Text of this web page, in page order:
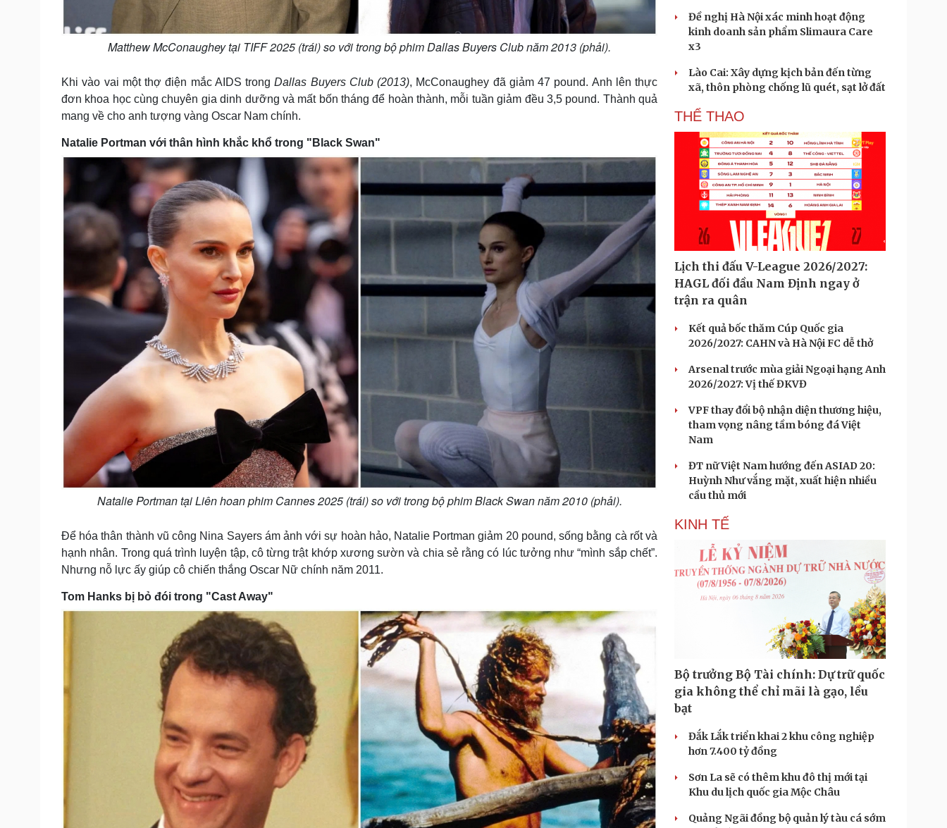
Matthew McConaughey tại TIFF 2025 (trái) so với trong bộ phim Dallas Buyers Club năm 2013 (phải).
Khi vào vai một thợ điện mắc AIDS trongDallas Buyers Club (2013), McConaughey đã giảm 47 pound. Anh lên thực
đơn khoa học cùng chuyên gia dinh dưỡng và mất bốn tháng để hoàn thành, mỗi tuần giảm đều 3,5 pound. Thành quả
mang về cho anh tượng vàng Oscar Nam chính.
Natalie Portman với thân hình khắc khổ trong "Black Swan"
Natalie Portman tại Liên hoan phim Cannes 2025 (trái) so với trong bộ phim Black Swan năm 2010 (phải).
Để hóa thân thành vũ công Nina Sayers ám ảnh với sự hoàn hảo, Natalie Portman giảm 20 pound, sống bằng cà rốt và
hạnh nhân. Trong quá trình luyện tập, cô từng trật khớp xương sườn và chia sẻ rằng có lúc tưởng như “mình sắp chết”.
Nhưng nỗ lực ấy giúp cô chiến thắng Oscar Nữ chính năm 2011.
Tom Hanks bị bỏ đói trong "Cast Away"
Đề nghị Hà Nội xác minh hoạt động
kinh doanh sản phẩm Slimaura Care
x3
Lào Cai: Xây dựng kịch bản đến từng
xã, thôn phòng chống lũ quét, sạt lở đất
THỂ THAO
Lịch thi đấu V-League 2026/2027:
HAGL đối đầu Nam Định ngay ở
trận ra quân
Kết quả bốc thăm Cúp Quốc gia
2026/2027: CAHN và Hà Nội FC dễ thở
Arsenal trước mùa giải Ngoại hạng Anh
2026/2027: Vị thế ĐKVĐ
VPF thay đổi bộ nhận diện thương hiệu,
tham vọng nâng tầm bóng đá Việt
Nam
ĐT nữ Việt Nam hướng đến ASIAD 20:
Huỳnh Như vắng mặt, xuất hiện nhiều
cầu thủ mới
KINH TẾ
Bộ trưởng Bộ Tài chính: Dự trữ quốc
gia không thể chỉ mãi là gạo, lều
bạt
Đắk Lắk triển khai 2 khu công nghiệp
hơn 7.400 tỷ đồng
Sơn La sẽ có thêm khu đô thị mới tại
Khu du lịch quốc gia Mộc Châu
Quảng Ngãi đồng bộ quản lý tàu cá sớm